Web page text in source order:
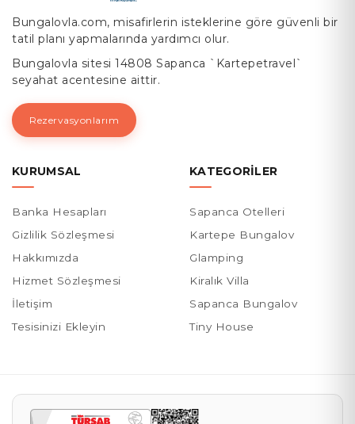
Bungalovla.com, misafirlerin isteklerine göre güvenli bir
tatil planı yapmalarında yardımcı olur.
Bungalovla sitesi 14808 Sapanca `Kartepetravel`
seyahat acentesine aittir.
Rezervasyonlarım
KURUMSAL
Banka Hesapları
Gizlilik Sözleşmesi
Hakkımızda
Hizmet Sözleşmesi
İletişim
Tesisinizi Ekleyin
KATEGORILER
Sapanca Otelleri
Kartepe Bungalov
Glamping
Kiralık Villa
Sapanca Bungalov
Tiny House